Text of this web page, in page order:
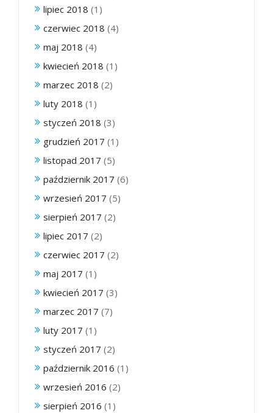
lipiec 2018 (1)
czerwiec 2018 (4)
maj 2018 (4)
kwiecień 2018 (1)
marzec 2018 (2)
luty 2018 (1)
styczeń 2018 (3)
grudzień 2017 (1)
listopad 2017 (5)
październik 2017 (6)
wrzesień 2017 (5)
sierpień 2017 (2)
lipiec 2017 (2)
czerwiec 2017 (2)
maj 2017 (1)
kwiecień 2017 (3)
marzec 2017 (7)
luty 2017 (1)
styczeń 2017 (2)
październik 2016 (1)
wrzesień 2016 (2)
sierpień 2016 (1)